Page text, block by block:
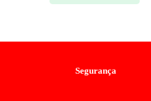
Segurança